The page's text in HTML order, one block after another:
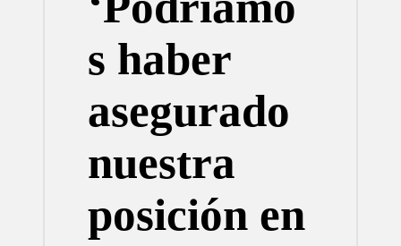
s haber
asegurado
nuestra
posición en